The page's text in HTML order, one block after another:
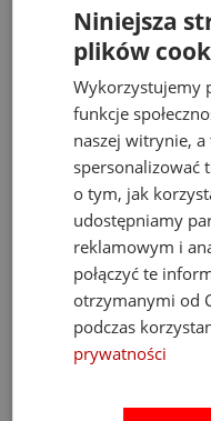
edukacyjne dla dzieci
,
motoryczny już od
łączą naukę z zabawą,
sposób naturalny i
myślą o potrzebach
bezpieczeństwa.
Podaruj
wodnego
Mata sensoryczna LUDI
krok w kierunku
bawi i relaksuje,
Wybierz bezpieczną,
LUDI – doskonałypomysł
i rozwija każdego dnia!
Niniejsza
plików
Wykorzystujemy
funkcje
naszej witrynie, a
spersonalizować
o tym, jak
udostępniamy
reklamowym i
połączyć te
otrzymanymi od
podczas
prywatności